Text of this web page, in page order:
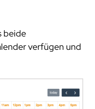
beide
verfügen und